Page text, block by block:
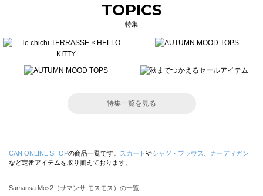
TOPICS
特集
特集一覧を見る
CAN ONLINE SHOPの商品一覧です。 スカート やシャツ・ブラウス
カーディガン
など定番アイテムを取り揃えております。
Samansa Mos2（サマンサ モスモス）の一覧